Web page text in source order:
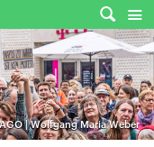
| Wolfgang Maria Weber